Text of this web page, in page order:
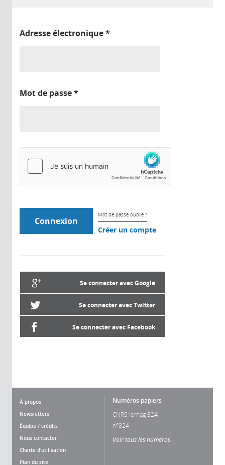
Adresse électronique*
Mot de passe*
Mot de passe oublié ?
Créer un compte
Se connecter avec Google
Se connecter avec Twitter
Se connecter avec Facebook
À propos
Newsletters
Équipe / crédits
Nous contacter
Charte d'utilisation
Plan du site
Numéros papiers
CNRS lemag 324
n°324
Voir tous les numéros